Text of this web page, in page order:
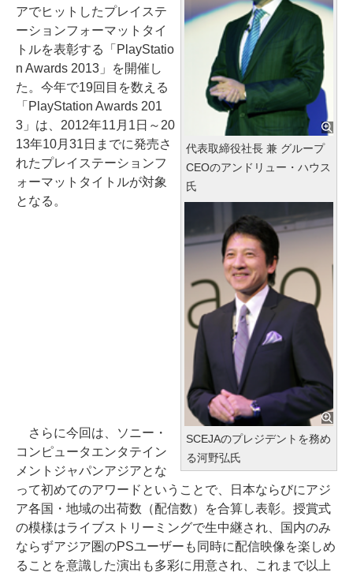
代表取締役社長 兼 グループ
CEOのアンドリュー・ハウス
氏
SCEJAのプレジデントを務め
る河野弘氏
アでヒットしたプレイステ
ーションフォーマットタイ
トルを表彰する「PlayStatio
n Awards 2013」を開催し
た。今年で19回目を数える
「PlayStation Awards 201
3」は、2012年11月1日～20
13年10月31日までに発売さ
れたプレイステーションフ
ォーマットタイトルが対象
となる。
さらに今回は、ソニー・
コンピュータエンタテイン
メントジャパンアジアとな
って初めてのアワードということで、日本ならびにアジ
ア各国・地域の出荷数（配信数）を合算し表彰。授賞式
の模様はライブストリーミングで生中継され、国内のみ
ならずアジア圏のPSユーザーも同時に配信映像を楽しめ
ることを意識した演出も多彩に用意され、これまで以上